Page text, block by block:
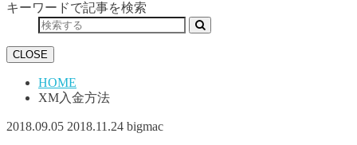
キーワードで記事を検索
CLOSE
HOME
XM入金方法
2018.09.05 2018.11.24 bigmac